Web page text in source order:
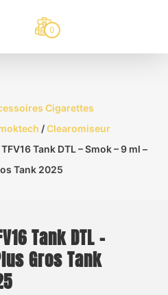
0
Cigarettes
/Clearomiseur
Tank DTL – Smok – 9 ml –
Tank 2025
Tank DTL –
Gros Tank